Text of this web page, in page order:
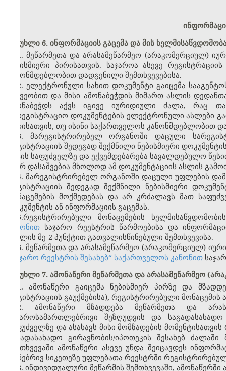
მუხლი 6. ინფორმაციის გაცემა და მის
1. მეწარმეთა და არასამეწარმეო (არაკომერციულ)
ნებისმიერი პირისათვის. საჯაროა ასევე
კანონმდებლობით დადგენილი შემთხვევებისა.
2. ელექტრონული სახით დოკუმენტი გაიცემა
მეშვეობით და მისი ამონაბეჭდის მიმართ ასლის
ამონაბეჭდს აქვს იგივე იურიდიული ძალა, რაც
სარეგისტრაციო დოკუმენტების ელექტრონული ასლები
პირისათვის, თუ ისინი საქართველოს კანონმდებლობით
3. მარეგისტრირებელ ორგანოში დაცული
რეგისტრაციის შედეგად შექმნილი ნებისმიერი
აქტის საფუძველზე და ექვემდებარება სავალდებულო
მიერ დასაშვებია მხოლოდ ამ დოკუმენტაციის ასლის
4. მარეგისტრირებელ ორგანოში დაცული უფლების
რეგისტრაციის შედეგად შექმნილი ნებისმიერი
მონაცემების მოქმედებას და არ კრძალავს მათ
დოკუმენტის ან ინფორმაციის გაცემას.
5.რეგისტრირებული მონაცემების
კანონით საჯარო რეესტრის წარმოებისა და
მუხლის მე-2 პუნქტით გათვალისწინებული შემთხვევისა.
6. მეწარმეთა და არასამეწარმეო (არაკომერციულ)
„საჯარო რეესტრის შესახებ“ საქართველოს კანონით
მუხლი 7. ამონაწერი მეწარმეთა და არასამეწარმეო
1. ამონაწერი გაიცემა ნებისმიერ პირზე და
რეგისტრაციის გაუქმებისა), რეგისტრირებული მონაცემის
2. ამონაწერი მზადდება მეწარმეთა და
საჯაროსამართლებრივი შეზღუდვის და
საფუძველზე და ასახავს მისი მომზადების
საგადასახადო გირავნობის/იპოთეკის შესახებ
შემთხვევაში ამონაწერი ასევე უნდა შეიცავდეს
ქონებრივ სიკეთეზე უფლებათა რეესტრში
3. ინდივიდუალური მეწარმის შემთხვევაში, ამონაწერში